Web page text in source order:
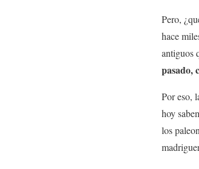
Pero,
hace
antiguos
pasado,
Por eso,
hoy
los